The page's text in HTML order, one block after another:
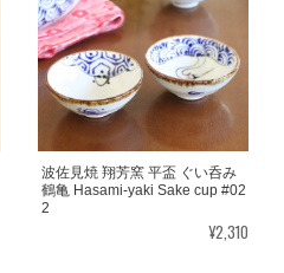
波佐見焼 翔芳窯 平盃 ぐい呑み
鶴亀 Hasami-yaki Sake cup #02
2
¥2,310